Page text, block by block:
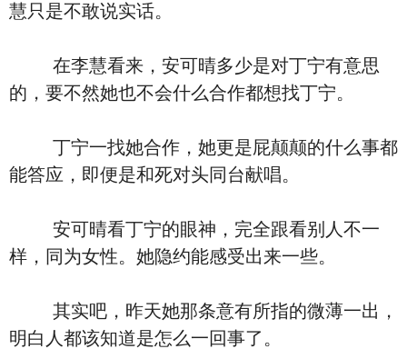
慧只是不敢说实话。
在李慧看来，安可晴多少是对丁宁有意思
的，要不然她也不会什么合作都想找丁宁。
丁宁一找她合作，她更是屁颠颠的什么事都
能答应，即便是和死对头同台献唱。
安可晴看丁宁的眼神，完全跟看别人不一
样，同为女性。她隐约能感受出来一些。
其实吧，昨天她那条意有所指的微薄一出，
明白人都该知道是怎么一回事了。